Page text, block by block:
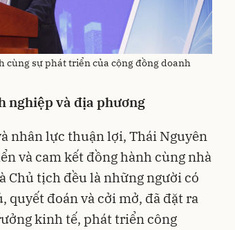
cùng sự phát triển của cộng đồng doanh
nghiệp và địa phương
nhân lực thuận lợi, Thái Nguyên
và cam kết đồng hành cùng nhà
Chủ tịch đều là những người có
đoán và cởi mở, đã đặt ra
kinh tế, phát triển công